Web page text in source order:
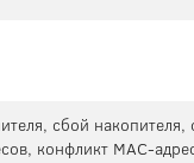
сбой
конфликт MAC-